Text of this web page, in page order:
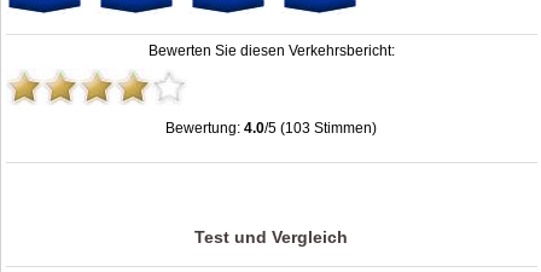
Bewerten Sie diesen Verkehrsbericht:
Bewertung:4.0/5 (103 Stimmen)
Dreieck Karlsruhe: Stau, Unfälle, Sperrung & Baustellen ,4.0out of5based on
Test und Vergleich